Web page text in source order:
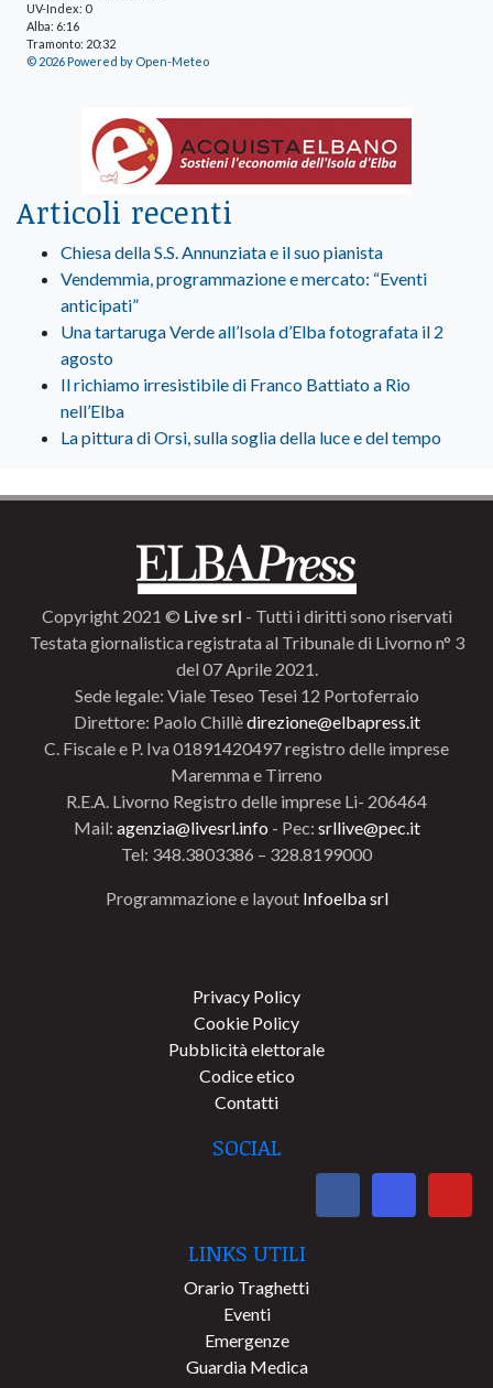
UV-Index: 0
Alba: 6:16
Tramonto: 20:32
© 2026 Powered by Open-Meteo
Articoli recenti
Chiesa della S.S. Annunziata e il suo pianista
Vendemmia, programmazione e mercato: “Eventi
anticipati”
Una tartaruga Verde all’Isola d’Elba fotografata il 2
agosto
Il richiamo irresistibile di Franco Battiato a Rio
nell’Elba
La pittura di Orsi, sulla soglia della luce e del tempo
Copyright 2021 © Live srl - Tutti i diritti sono riservati
Testata giornalistica registrata al Tribunale di Livorno n° 3
del 07 Aprile 2021.
Sede legale: Viale Teseo Tesei 12 Portoferraio
Direttore: Paolo Chillèdirezione@elbapress.it
C. Fiscale e P. Iva 01891420497 registro delle imprese
Maremma e Tirreno
R.E.A. Livorno Registro delle imprese Li- 206464
Mail: agenzia@livesrl.info - Pec: srllive@pec.it
Tel: 348.3803386 – 328.8199000
Programmazione e layout Infoelba srl
Privacy Policy
Cookie Policy
Pubblicità elettorale
Codice etico
Contatti
SOCIAL
LINKS UTILI
Orario Traghetti
Eventi
Emergenze
Guardia Medica